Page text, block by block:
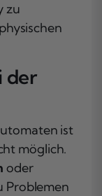
zu
der
ist
möglich.
oder
Problemen